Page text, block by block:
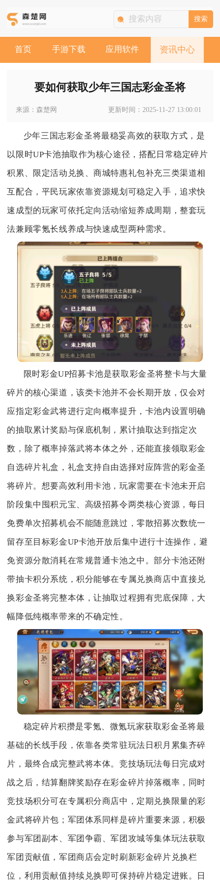
搜索
首页 手游下载 应用软件 资讯中心
要如何获取少年三国志彩金圣将
来源：森楚网 更新时间：2025-11-27 13:00:01
少年三国志彩金圣将最稳妥高效的获取方式，是
以限时UP卡池抽取作为核心途径，搭配日常稳定碎片
积累、限定活动兑换、商城特惠礼包补充三类渠道相
互配合，平民玩家依靠资源规划可稳定入手，追求快
速成型的玩家可依托定向活动缩短养成周期，整套玩
法兼顾零氪长线养成与快速成型两种需求。
限时彩金UP招募卡池是获取彩金圣将整卡与大量
碎片的核心渠道，该类卡池并不会长期开放，仅会对
应指定彩金武将进行定向概率提升，卡池内设置明确
的抽取累计奖励与保底机制，累计抽取达到指定次
数，除了概率掉落武将本体之外，还能直接领取彩金
自选碎片礼盒，礼盒支持自由选择对应阵营的彩金圣
将碎片。想要高效利用卡池，玩家需要在卡池未开启
阶段集中囤积元宝、高级招募令两类核心资源，每日
免费单次招募机会不能随意跳过，零散招募次数统一
留存至目标彩金UP卡池开放后集中进行十连操作，避
免资源分散消耗在常规普通卡池之中。部分卡池还附
带抽卡积分系统，积分能够在专属兑换商店中直接兑
换彩金圣将完整本体，让抽取过程拥有兜底保障，大
幅降低纯概率带来的不确定性。
稳定碎片积攒是零氪、微氪玩家获取彩金圣将最
基础的长线手段，依靠各类常驻玩法日积月累集齐碎
片，最终合成完整武将本体。竞技场玩法每日完成对
战之后，结算翻牌奖励存在彩金碎片掉落概率，同时
竞技场积分可在专属积分商店中，定期兑换限量的彩
金武将碎片包；军团体系同样是碎片重要来源，积极
参与军团副本、军团争霸、军团攻城等集体玩法获取
军团贡献值，军团商店会定时刷新彩金碎片兑换栏
位，利用贡献值持续兑换即可保持碎片稳定进账。日